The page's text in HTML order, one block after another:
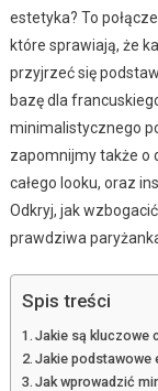
estetyka? To
które sprawiają, że
przyjrzeć się
bazę dla
minimalistycznego
zapomnijmy także o
całego looku, oraz
Odkryj, jak
prawdziwa
Spis treści
Jakie są kluczowe
Jakie podstawowe
Jak wprowadzić